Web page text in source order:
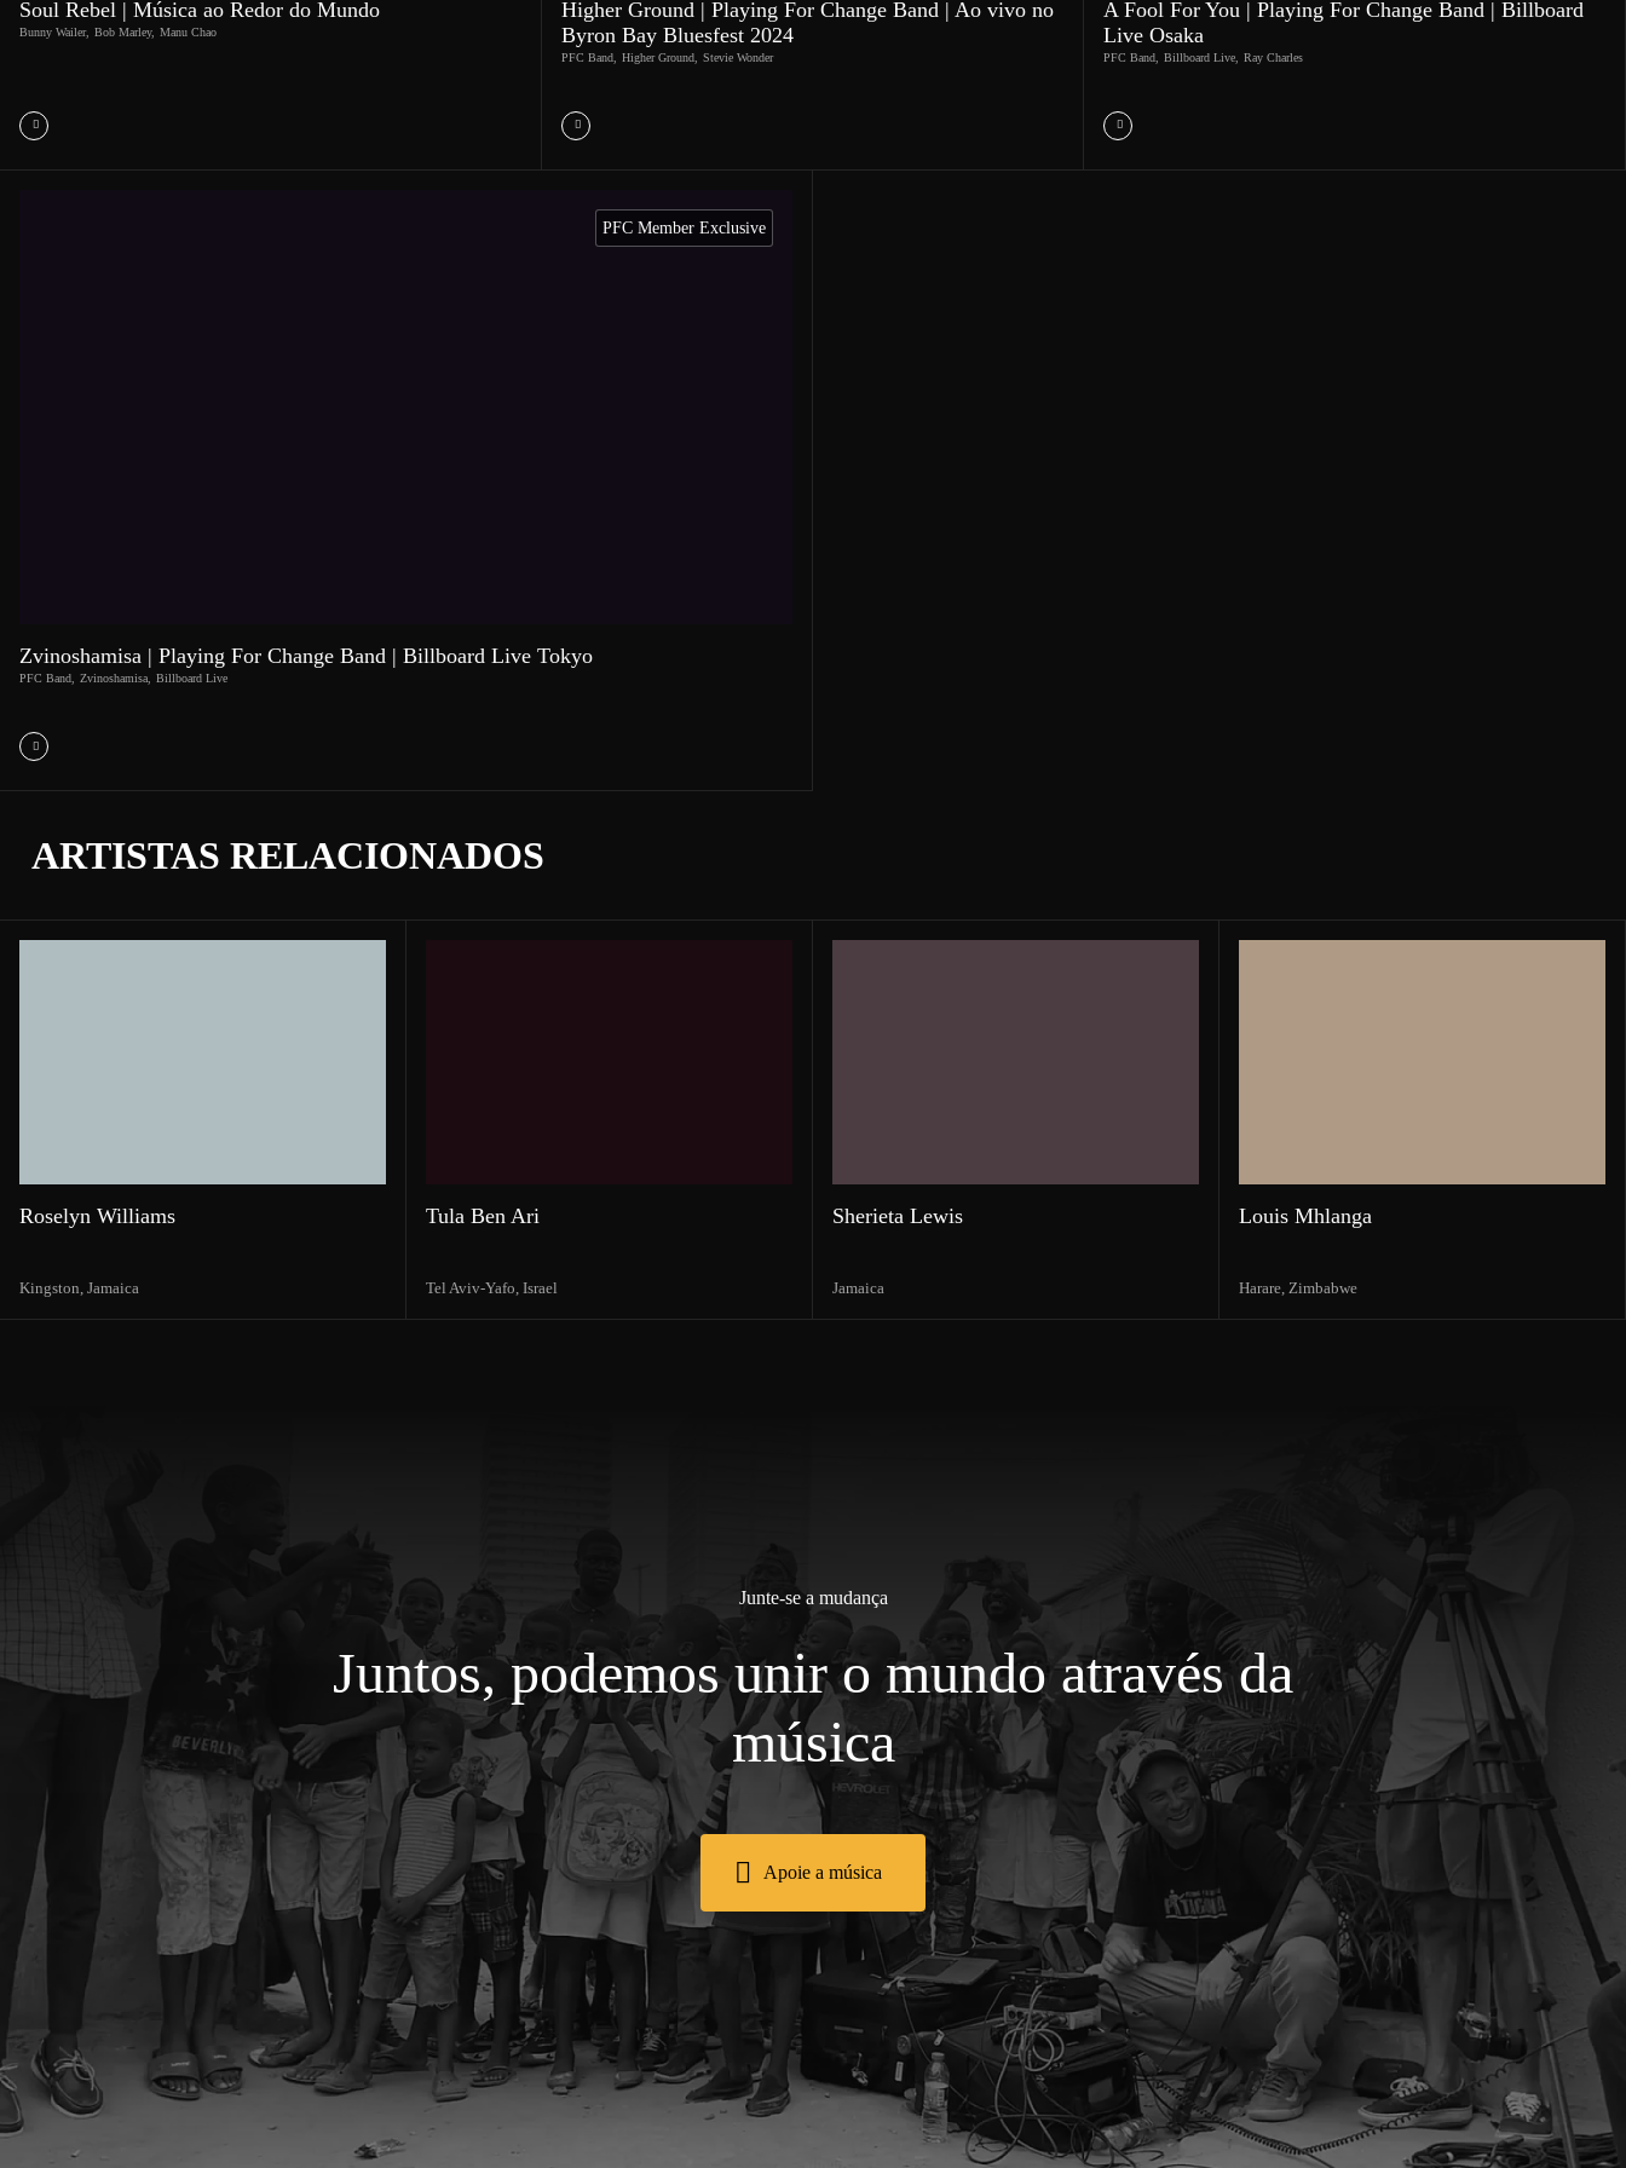
Soul Rebel | Música ao Redor do Mundo
Bunny Wailer, Bob Marley, Manu Chao
Higher Ground | Playing For Change Band | Ao vivo no
Byron Bay Bluesfest 2024
PFC Band Higher Ground Stevie Wonder
A Fool For You | Playing For Change Band | Billboard
Live Osaka
PFC Band Billboard Live Ray Charles
PFC Member Exclusive
Zvinoshamisa | Playing For Change Band | Billboard Live Tokyo
PFC Band, Zvinoshamisa, Billboard Live
ARTISTAS RELACIONADOS
Roselyn Williams
Kingston, Jamaica
Tula Ben Ari
Tel Aviv-Yafo, Israel
Sherieta Lewis
Jamaica
Louis Mhlanga
Harare, Zimbabwe
Junte-se a mudança
Juntos, podemos unir o mundo através da
música
Apoie a música